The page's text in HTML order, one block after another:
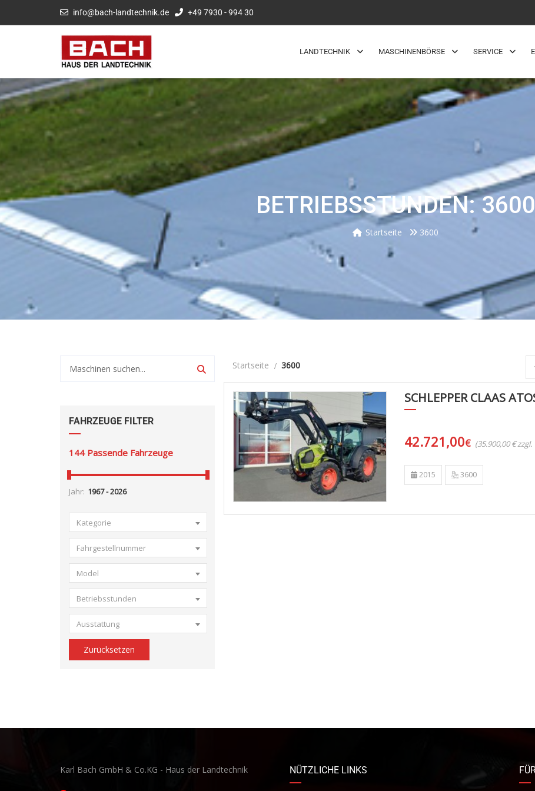
info@bach-landtechnik.de +49 7930 - 994 30
LANDTECHNIK MASCHINENBÖRSE SERVICE
BETRIEBSSTUNDEN: 3600
Startseite 3600
FAHRZEUGE FILTER
144 Passende Fahrzeuge
Jahr:
Kategorie
Fahrgestellnummer
Model
Betriebsstunden
Ausstattung
Zurücksetzen
Startseite 3600
SCHLEPPER CLAAS
42.721,00€ (35.900,00 €
2015 3600
Karl Bach GmbH & Co.KG - Haus der Landtechnik NÜTZLICHE LINKS